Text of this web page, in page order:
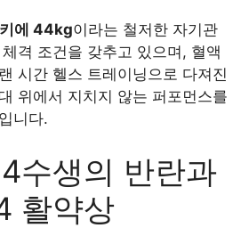
에 44kg이라는 철저한 자기관
격 조건을 갖추고 있으며, 혈액
시간 헬스 트레이닝으로 다져진
위에서 지치지 않는 퍼포먼스를
니다.
수생의 반란과
활약상